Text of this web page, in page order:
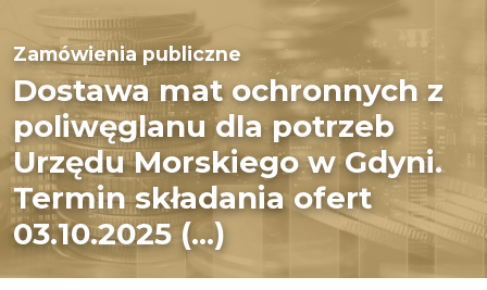
Zamówienia publiczne
Dostawa mat ochronnych z
poliwęglanu dla potrzeb
Urzędu Morskiego w Gdyni.
Termin składania ofert
03.10.2025 (...)